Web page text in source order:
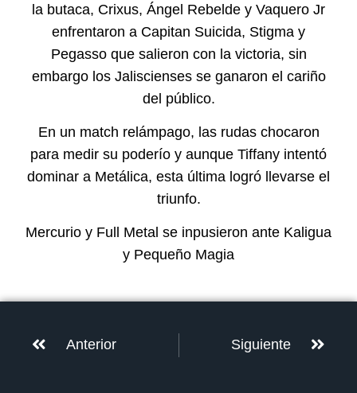
la butaca, Crixus, Ángel Rebelde y Vaquero Jr
enfrentaron a Capitan Suicida, Stigma y
Pegasso que salieron con la victoria, sin
embargo los Jaliscienses se ganaron el cariño
del público.
En un match relámpago, las rudas chocaron
para medir su poderío y aunque Tiffany intentó
dominar a Metálica, esta última logró llevarse el
triunfo.
Mercurio y Full Metal se inpusieron ante Kaligua
y Pequeño Magia
Anterior Siguiente